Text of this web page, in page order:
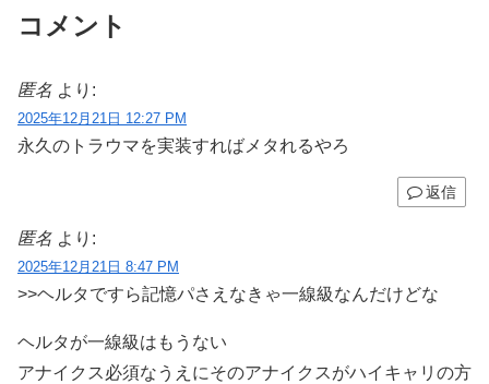
コメント
匿名 より:
2025年12月21日 12:27 PM
永久のトラウマを実装すればメタれるやろ
返信
匿名 より:
2025年12月21日 8:47 PM
>>ヘルタですら記憶パさえなきゃ一線級なんだけどな
ヘルタが一線級はもうない
アナイクス必須なうえにそのアナイクスがハイキャリの方